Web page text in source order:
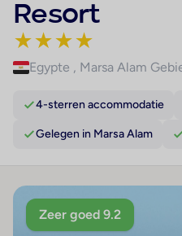
Resort
★★★★
Egypte , Marsa Alam
4-sterren accommodatie
Gelegen in Marsa Alam
Zeer goed 9.2